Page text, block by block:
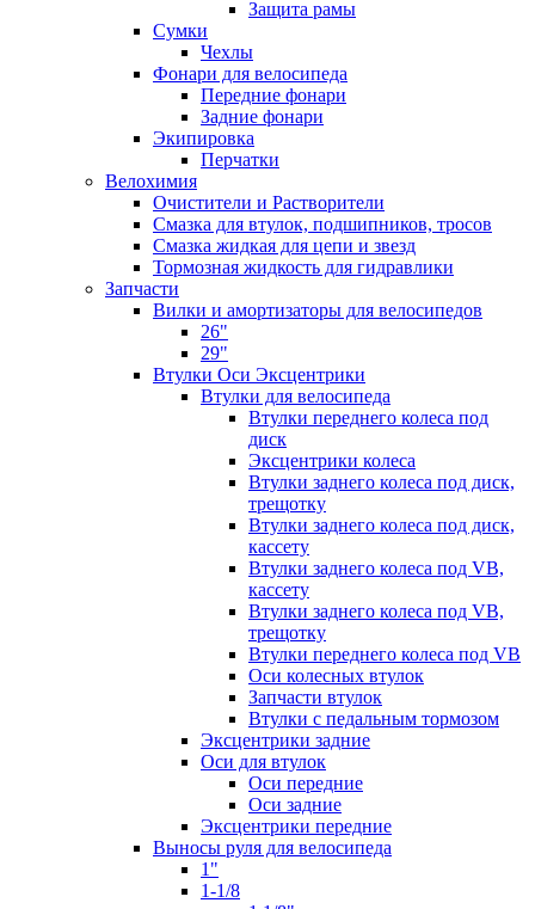
Защита рамы
Сумки
Чехлы
Фонари для велосипеда
Передние фонари
Задние фонари
Экипировка
Перчатки
Велохимия
Очистители и Растворители
Смазка для втулок, подшипников, тросов
Смазка жидкая для цепи и звезд
Тормозная жидкость для гидравлики
Запчасти
Вилки и амортизаторы для велосипедов
26"
29"
Втулки Оси Эксцентрики
Втулки для велосипеда
Втулки переднего колеса под
диск
Эксцентрики колеса
Втулки заднего колеса под диск,
трещотку
Втулки заднего колеса под диск,
кассету
Втулки заднего колеса под VB,
кассету
Втулки заднего колеса под VB,
трещотку
Втулки переднего колеса под VB
Оси колесных втулок
Запчасти втулок
Втулки с педальным тормозом
Эксцентрики задние
Оси для втулок
Оси передние
Оси задние
Эксцентрики передние
Выносы руля для велосипеда
1"
1-1/8